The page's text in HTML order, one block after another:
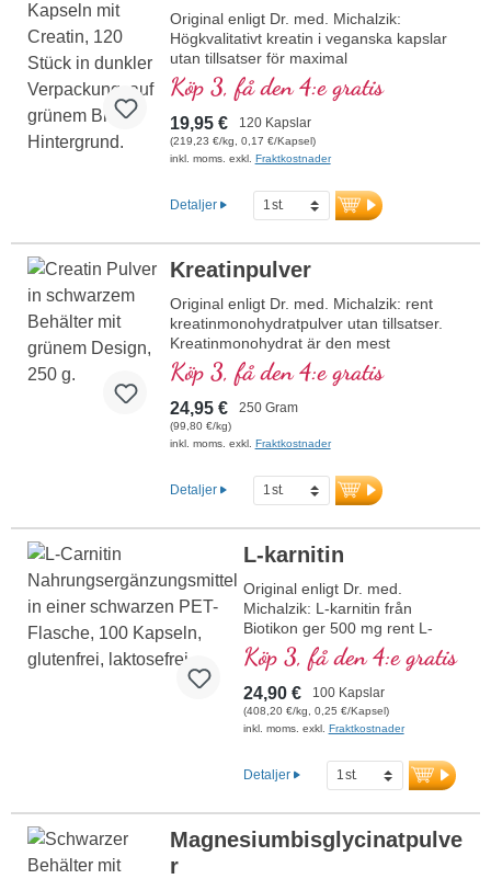
mer information om HMB-pulver
Original enligt Dr. med. Michalzik:
Högkvalitativt kreatin i veganska kapslar
utan tillsatser för maximal
prestationsförmåga. 625 mg rent
kreatinmonohydrat per kapsel, idealiskt
för veganer och vegetarianer. Höggradigt
rena växtbaserade kapselhöljen, fria från
karragenan och PEG, garanterar renhet
baserat på över 20 års erfarenhet och
vitalämnesskonsam tillverkning. Utvecklat
vitalämnen. Optimalt stöd för högintensiv
träning: kreatin ökar den fysiska
prestationsförmågan, särskilt vid
kortvariga, intensiva träningspass.
Beprövat, certifierat och fritt från skadliga
ämnen – kreatin enligt Dr. med. Michalzik
Köp 3, få den 4:e gratis
19,95 € 120 Kapslar
(219,23 €/kg, 0,17 €/Kapsel)
inkl. moms. exkl. Fraktkostnader
Detaljer
Kreatinpulver
Original enligt Dr. med. Michalzik: rent
kreatinmonohydratpulver utan tillsatser.
Kreatinmonohydrat är den mest
beprövade kreatinföreningen på
marknaden. Mycket effektivt för att öka
den fysiska prestationsförmågan och
muskelstyrkan, med hög biotillgänglighet.
Utvecklat av läkare, med över 20 års
Köp 3, få den 4:e gratis
24,95 € 250 Gram
(99,80 €/kg)
inkl. moms. exkl. Fraktkostnader
Detaljer
L-karnitin
Original enligt Dr. med.
Michalzik: L-karnitin från
Biotikon ger 500 mg rent L-
karnitintartrat per kapsel.
Denna aminosyraförening
spelar en viktig roll i kroppens
energiomsättning och
uppskattas särskilt av fysiskt
tillsatser och förpackad med en
aluminiumfri försegling.
lämplig för veganer.
Köp 3, få den 4:e gratis
24,90 € 100 Kapslar
(408,20 €/kg, 0,25 €/Kapsel)
inkl. moms. exkl. Fraktkostnader
Detaljer
Magnesiumbisglycinatpulve
r